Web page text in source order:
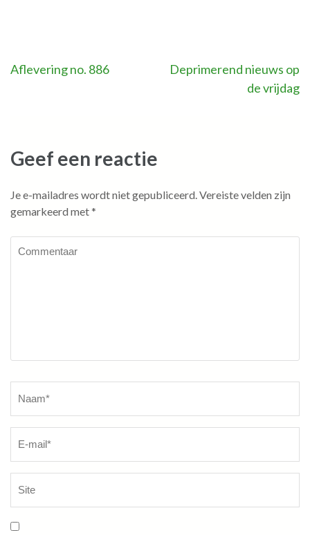
Bericht
Aflevering no. 886
Deprimerend nieuws op
de vrijdag
Geef een reactie
Je e-mailadres wordt niet gepubliceerd. Vereiste velden zijn
gemarkeerd met*